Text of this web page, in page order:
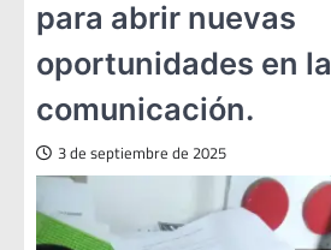
para abrir nuevas
oportunidades en la
comunicación.
3 de septiembre de 2025